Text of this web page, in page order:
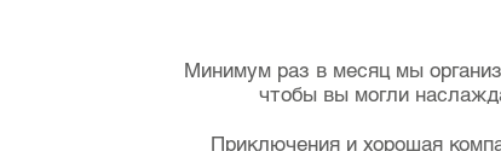
Минимум раз в месяц мы
чтобы вы могли
Приключения и хорошая